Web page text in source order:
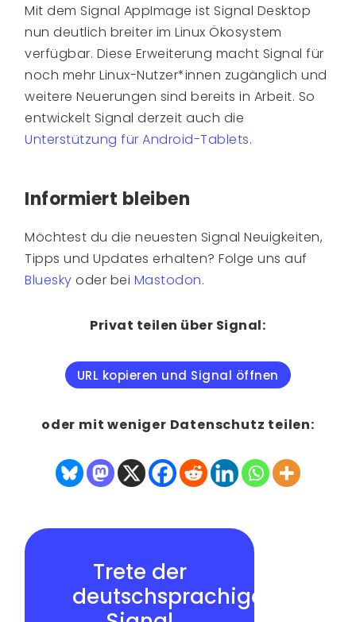
Mit dem Signal AppImage ist Signal Desktop
nun deutlich breiter im Linux Ökosystem
verfügbar. Diese Erweiterung macht Signal für
noch mehr Linux-Nutzer*innen zugänglich und
weitere Neuerungen sind bereits in Arbeit. So
entwickelt Signal derzeit auch die
Unterstützung für Android-Tablets.
Informiert bleiben
Möchtest du die neuesten Signal Neuigkeiten,
Tipps und Updates erhalten? Folge uns auf
Bluesky oder bei Mastodon.
Privat teilen über Signal:
URL kopieren und Signal öffnen
oder mit weniger Datenschutz teilen:
Trete der
deutschsprachigen